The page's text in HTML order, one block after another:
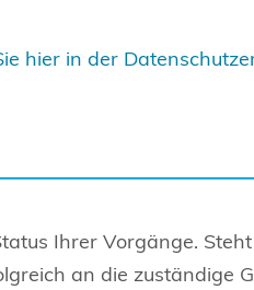
hier in der
Ihrer Vorgänge.
an die zuständige